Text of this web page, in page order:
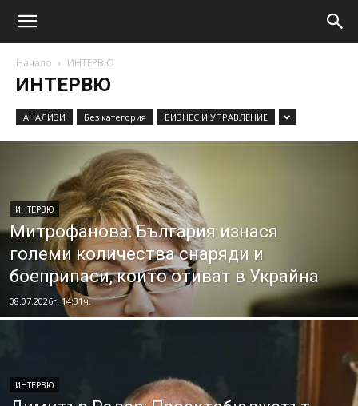
Начало ИНТЕРВЮ
ИНТЕРВЮ
АНАЛИЗИ Без категория БИЗНЕС И УПРАВЛЕНИЕ
ИНТЕРВЮ
Митрофанова: България изнася
големи количества снаряди и
боеприпаси, които отиват в Украйна
08.07.2026г. 14:31ч.
ИНТЕРВЮ